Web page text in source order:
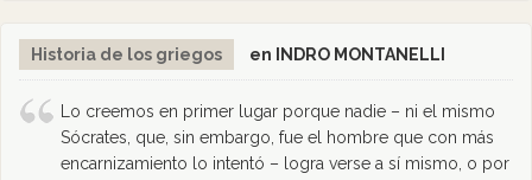
Historia de los griegos en INDRO MONTANELLI
Lo creemos en primer lugar porque nadie – ni el mismo
Sócrates, que, sin embargo, fue el hombre que con más
encarnizamiento lo intentó – logra verse a sí mismo, o por